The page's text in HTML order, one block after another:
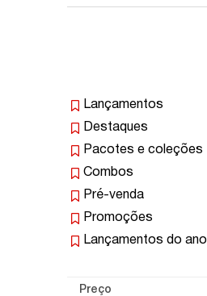
Lançamentos
Destaques
Pacotes e coleções
Combos
Pré-venda
Promoções
Lançamentos do ano
Preço